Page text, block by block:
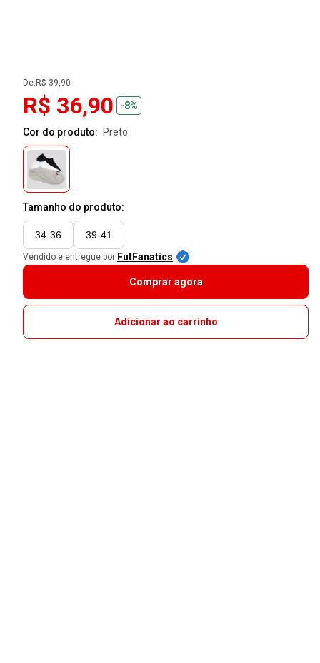
De:R$ 39,90
R$ 36,90 -8%
Cor do produto: preto
Tamanho do produto:
34-36 39-41
Vendido e entregue por FutFanatics
Comprar agora
Adicionar ao carrinho